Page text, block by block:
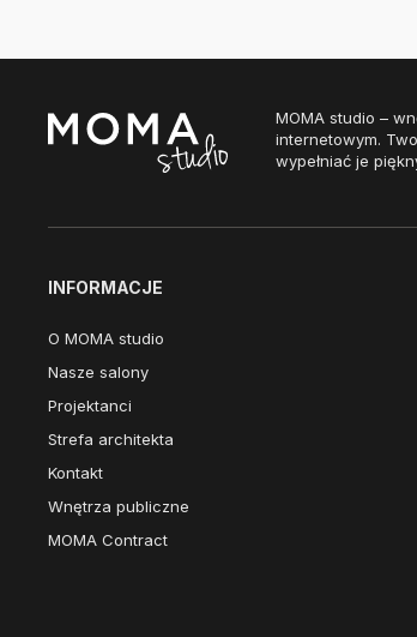
MOMA studio –
internetowym.
wypełniać je
INFORMACJE
O MOMA studio
Nasze salony
Projektanci
Strefa architekta
Kontakt
Wnętrza publiczne
MOMA Contract